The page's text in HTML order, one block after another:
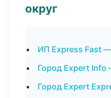
округ
ИП Express Fast
Город Expert Info
Город Expert